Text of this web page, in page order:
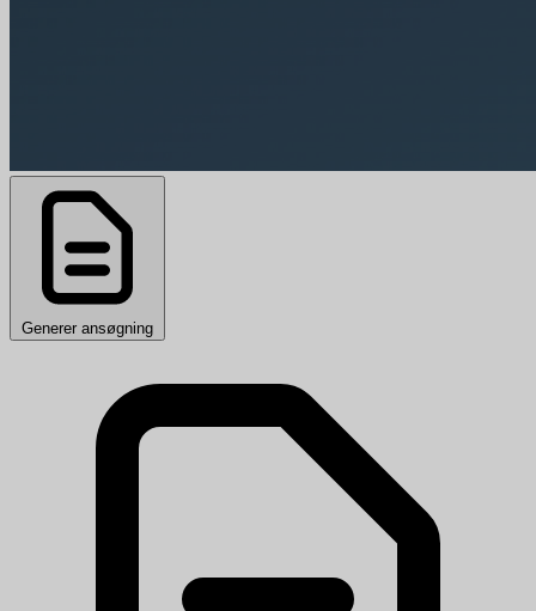
Generer ansøgning